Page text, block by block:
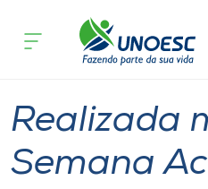
Cursos
Pesquisa
acontece
Realizada
Semana